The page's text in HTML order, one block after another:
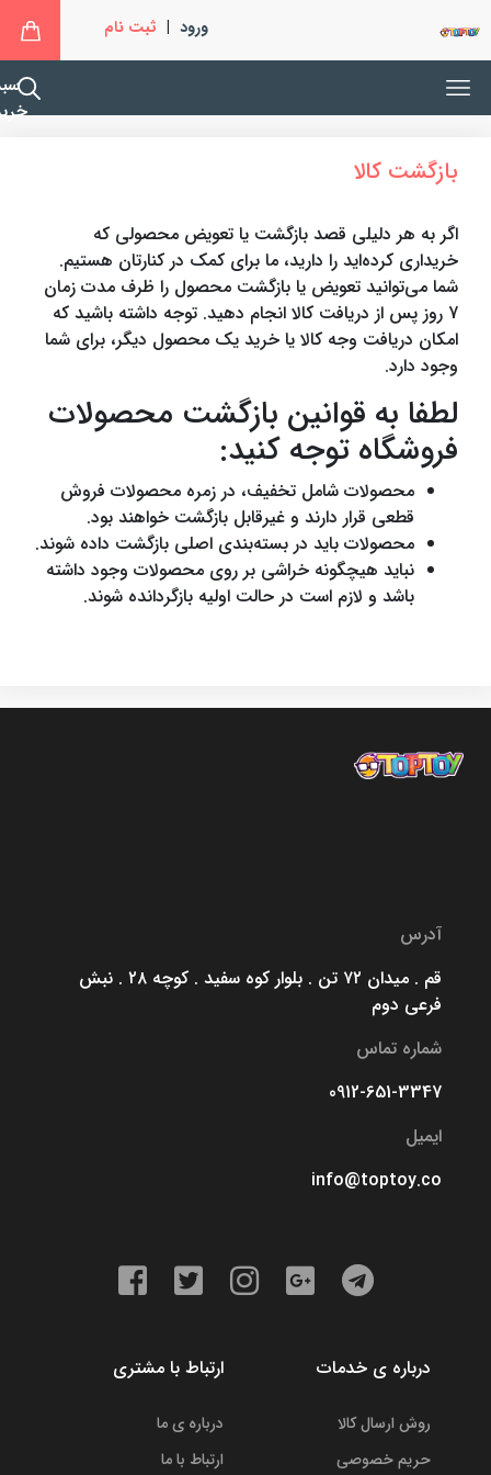
ورود | ثبت نام
بازگشت کالا
اگر به هر دلیلی قصد بازگشت یا تعویض محصولی که
خریداری کرده‌اید را دارید، ما برای کمک در کنارتان هستیم.
شما می‌توانید تعویض یا بازگشت محصول را ظرف مدت زمان
7 روز پس از دریافت کالا انجام دهید. توجه داشته باشید که
امکان دریافت وجه کالا یا خرید یک محصول دیگر، برای شما
وجود دارد.
لطفا به قوانین بازگشت محصولات
فروشگاه توجه کنید:
محصولات شامل تخفیف، در زمره محصولات فروش
قطعی قرار دارند و غیرقابل بازگشت خواهند بود.
محصولات باید در بسته‌بندی اصلی بازگشت داده شوند.
نباید هیچگونه خراشی بر روی محصولات وجود داشته
باشد و لازم است در حالت اولیه بازگردانده شوند.
آدرس
قم . میدان ۷۲ تن . بلوار کوه سفید . کوچه ۲۸ . نبش
فرعی دوم
شماره تماس
0912-651-3347
ایمیل
info@toptoy.co
درباره ی خدمات
روش ارسال کالا
حریم خصوصی
ارتباط با مشتری
درباره ی ما
ارتباط با ما